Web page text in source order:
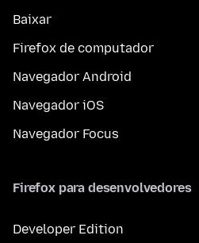
Baixar
Firefox de computador
Navegador Android
Navegador iOS
Navegador Focus
Firefox para desenvolvedores
Developer Edition